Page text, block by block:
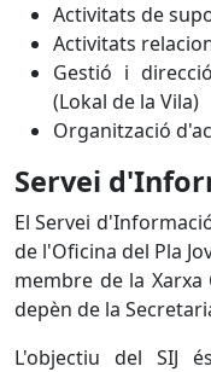
Activitats de
Activitats
Gestió i
(Lokal de la Vila)
Organització
Servei
El Servei
de l'Oficina del Pla
membre de la
depèn de la
L'objectiu del SIJ